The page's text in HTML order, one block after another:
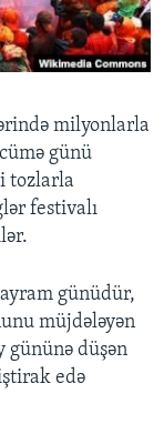
milyonlarla
günü
tozlarla
festivalı
günüdür,
müjdələyən
gününə düşən
edə